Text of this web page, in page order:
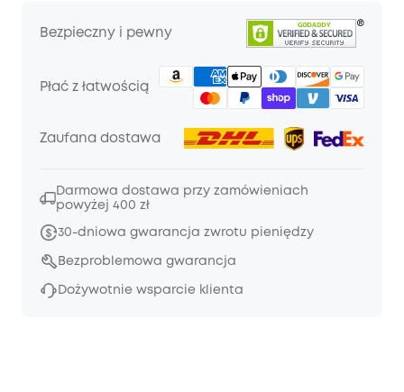
Bezpieczny i pewny
Płać z łatwością
Zaufana dostawa
Darmowa dostawa przy zamówieniach
powyżej 400 zł
30-dniowa gwarancja zwrotu pieniędzy
Bezproblemowa gwarancja
Dożywotnie wsparcie klienta